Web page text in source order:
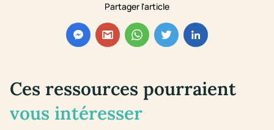
Partager l'article
Ces ressources pourraient
vous intéresser